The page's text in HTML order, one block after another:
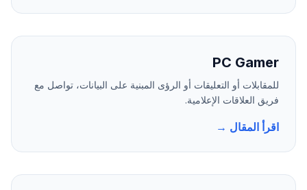
PC Gamer
للمقابلات أو التعليقات أو الرؤى المبنية على البيانات، تواصل مع
فريق العلاقات الإعلامية.
اقرأ المقال →